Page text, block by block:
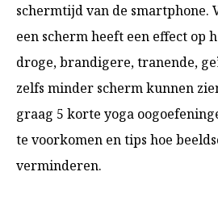
schermtijd van de smartphone.
een scherm heeft een effect op
droge, brandigere, tranende,
zelfs minder scherm kunnen
graag 5 korte yoga
te voorkomen en tips hoe
verminderen.